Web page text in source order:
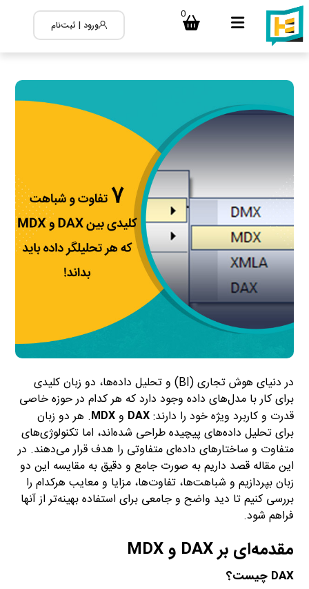
0
ورود | ثبت‌نام
در دنیای هوش تجاری (BI) و تحلیل داده‌ها، دو زبان کلیدی
برای کار با مدل‌های داده وجود دارد که هر کدام در حوزه خاصی
قدرت و کاربرد ویژه خود را دارند:DAX وMDX. هر دو زبان
برای تحلیل داده‌های پیچیده طراحی شده‌اند، اما تکنولوژی‌های
متفاوت و ساختارهای داده‌ای متفاوتی را هدف قرار می‌دهند. در
این مقاله قصد داریم به صورت جامع و دقیق به مقایسه این دو
زبان بپردازیم و شباهت‌ها، تفاوت‌ها، مزایا و معایب هرکدام را
بررسی کنیم تا دید واضح و جامعی برای استفاده بهینه‌تر از آنها
فراهم شود.
مقدمه‌ای بر DAX و MDX
DAX چیست؟